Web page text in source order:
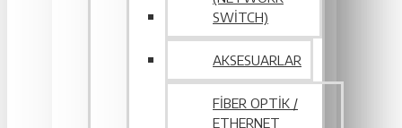
SWITCH)
AKSESUARLAR
FIBER OPTIK /
ETHERNET